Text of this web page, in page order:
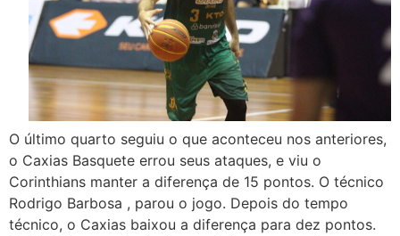
O último quarto seguiu o que aconteceu nos anteriores,
o Caxias Basquete errou seus ataques, e viu o
Corinthians manter a diferença de 15 pontos. O técnico
Rodrigo Barbosa , parou o jogo. Depois do tempo
técnico, o Caxias baixou a diferença para dez pontos.